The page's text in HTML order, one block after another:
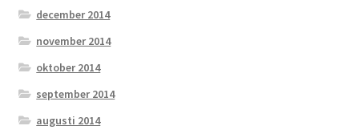
december 2014
november 2014
oktober 2014
september 2014
augusti 2014